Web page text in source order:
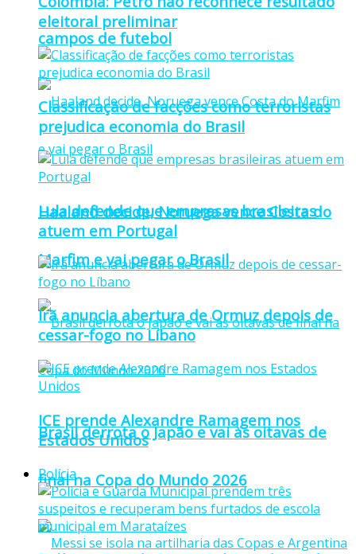
campos de futebol
Haaland decide, Noruega vence Costa do
Marfim e vai pegar o Brasil
Brasil derrota o Japão e vai às oitavas de
final na Copa do Mundo 2026
eleitoral preliminar
Classificação de facções como terroristas
prejudica economia do Brasil
Lula defende que empresas brasileiras
atuem em Portugal
Irã anuncia abertura de Ormuz depois de
cessar-fogo no Líbano
ICE prende Alexandre Ramagem nos
Estados Unidos
Polícia